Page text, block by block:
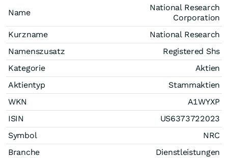
Name
National Research
Corporation
Kurzname
National Research
Namenszusatz
Registered Shs
Kategorie
Aktien
Aktientyp
Stammaktien
WKN
A1WYXP
ISIN
US6373722023
Symbol
NRC
Branche
Dienstleistungen